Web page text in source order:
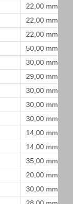
22,00 mm
22,00 mm
22,00 mm
50,00 mm
30,00 mm
29,00 mm
30,00 mm
30,00 mm
30,00 mm
14,00 mm
14,00 mm
35,00 mm
20,00 mm
30,00 mm